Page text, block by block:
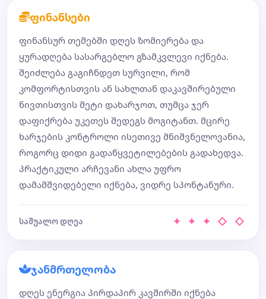
ფინანსები
ფინანსურ თემებში დღეს ზომიერება და
ყურადღება სასარგებლო გზამკვლევი იქნება.
შეიძლება გაგიჩნდეთ სურვილი, რომ
კომფორტისთვის ან სახლთან დაკავშირებული
ნივთისთვის მეტი დახარჯოთ, თუმცა ჯერ
დაფიქრება უკეთეს შედეგს მოგიტანთ. მცირე
ხარჯების კონტროლი ისეთივე მნიშვნელოვანია,
როგორც დიდი გადაწყვეტილებების გადახედვა.
პრაქტიკული არჩევანი ახლა უფრო
დამამშვიდებელი იქნება, ვიდრე სპონტანური.
საშუალო დღეა ✦ ✦ ✦ ◇ ◇
ჯანმრთელობა
დღეს ენერგია პირდაპირ კავშირში იქნება